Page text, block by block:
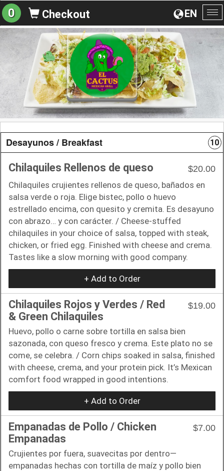
EN
0 Checkout
Desayunos / Breakfast 10
Chilaquiles Rellenos de queso
$20.00
Chilaquiles crujientes rellenos de queso, bañados en
salsa verde o roja. Elige bistec, pollo o huevo
estrellado encima, con quesito y cremita. Es desayuno
con abrazo… y con carácter. / Cheese-stuffed
chilaquiles in your choice of salsa, topped with steak,
chicken, or fried egg. Finished with cheese and crema.
Tastes like a slow morning with good company.
+ Add to Order
Chilaquiles Rojos y Verdes / Red
& Green Chilaquiles
$19.00
Huevo, pollo o carne sobre tortilla en salsa bien
sazonada, con queso fresco y crema. Este plato no se
come, se celebra. / Corn chips soaked in salsa, finished
with cheese, crema, and your protein pick. It’s Mexican
comfort food wrapped in good intentions.
+ Add to Order
Empanadas de Pollo / Chicken
Empanadas
$7.00
Crujientes por fuera, suavecitas por dentro—
empanadas hechas con tortilla de maíz y pollo bien